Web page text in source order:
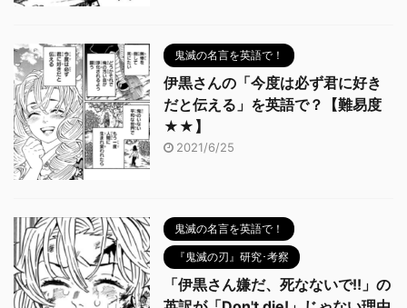
鬼滅の名言を英語で！
伊黒さんの「今度は必ず君に好き
だと伝える」を英語で？【難易度
★★】
2021/6/25
鬼滅の名言を英語で！
『鬼滅の刃』研究･考察
「伊黒さん嫌だ、死なないで!!」の